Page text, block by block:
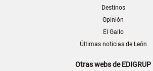
Destinos
Opinión
El Gallo
Últimas noticias de León
Otras webs de EDIGRUP